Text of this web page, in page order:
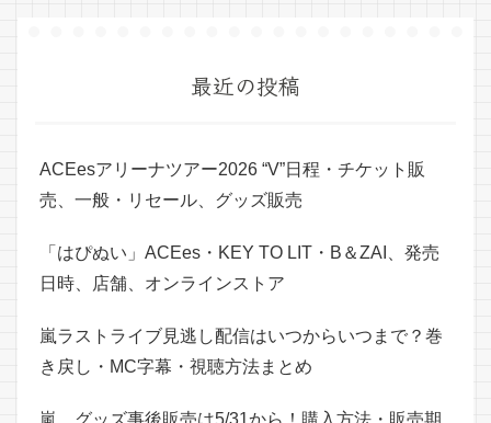
最近の投稿
ACEesアリーナツアー2026 “V”日程・チケット販
売、一般・リセール、グッズ販売
「はぴぬい」ACEes・KEY TO LIT・B＆ZAI、発売
日時、店舗、オンラインストア
嵐ラストライブ見逃し配信はいつからいつまで？巻
き戻し・MC字幕・視聴方法まとめ